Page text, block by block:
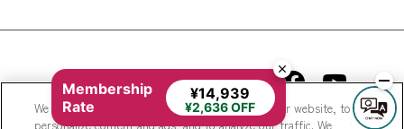
相鉄ホテルズ 公式SNS
We use cookies to improve your experience on our website, to
personalize content and ads, and to analyze our traffic. We
Membership
Rate
¥14,939
¥2,636 OFF